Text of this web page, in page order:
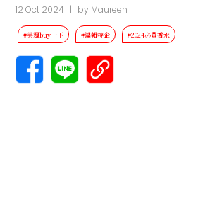
12 Oct 2024 | by Maureen
#美週buy一下 #編輯特企 #2024必買香水